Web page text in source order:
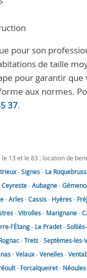
pour son
de taille
pour garantir
aux normes.
37.
13 et le 83 : location de
-Signes- La
Ceyreste-Aubagne-
-Arles-Cassis- Hyères-
-Vitrolles- Marignane-
l'Étang- Le Pradet-
-Trets-Septèmes-les-
-Velaux-Venelles-
- Forcalqueiret- Néoules